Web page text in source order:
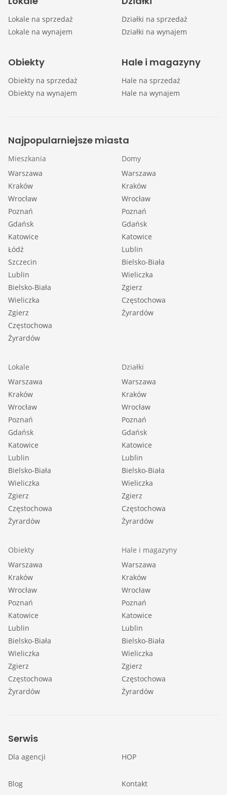
Lokale na sprzedaż
Lokale na wynajem
Działki na sprzedaż
Działki na wynajem
Obiekty
Obiekty na sprzedaż
Obiekty na wynajem
Hale i magazyny
Hale na sprzedaż
Hale na wynajem
Najpopularniejsze miasta
Mieszkania
Warszawa
Kraków
Wrocław
Poznań
Gdańsk
Katowice
Łódź
Szczecin
Lublin
Bielsko-Biała
Wieliczka
Zgierz
Częstochowa
Żyrardów
Domy
Warszawa
Kraków
Wrocław
Poznań
Gdańsk
Katowice
Lublin
Bielsko-Biała
Wieliczka
Zgierz
Częstochowa
Żyrardów
Lokale
Warszawa
Kraków
Wrocław
Poznań
Gdańsk
Katowice
Lublin
Bielsko-Biała
Wieliczka
Zgierz
Częstochowa
Żyrardów
Działki
Warszawa
Kraków
Wrocław
Poznań
Gdańsk
Katowice
Lublin
Bielsko-Biała
Wieliczka
Zgierz
Częstochowa
Żyrardów
Obiekty
Warszawa
Kraków
Wrocław
Poznań
Katowice
Lublin
Bielsko-Biała
Wieliczka
Zgierz
Częstochowa
Żyrardów
Hale i magazyny
Warszawa
Kraków
Wrocław
Poznań
Katowice
Lublin
Bielsko-Biała
Wieliczka
Zgierz
Częstochowa
Żyrardów
Serwis
Dla agencji HOP
Blog Kontakt